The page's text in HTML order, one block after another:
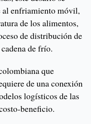
al enfriamiento móvil,
de los alimentos,
de distribución de
de frío.
que
de una conexión
logísticos de las
beneficio.